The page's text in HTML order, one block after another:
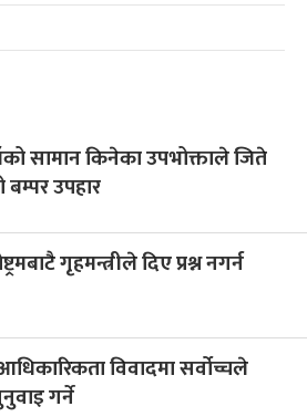
सामान किनेका उपभोक्ताले जिते
उपहार
गृहमन्त्रीले दिए प्रश्न नगर्न
विवादमा सर्वोच्चले
गर्ने